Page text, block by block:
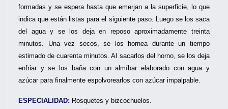
formadas y se espera hasta que emerjan a la superficie, lo que
indica que están listas para el siguiente paso. Luego se los saca
del agua y se los deja en reposo aproximadamente treinta
minutos. Una vez secos, se los hornea durante un tiempo
estimado de cuarenta minutos. Al sacarlos del horno, se los deja
enfriar y se los baña con un almíbar elaborado con agua y
azúcar para finalmente espolvorearlos con azúcar impalpable.
ESPECIALIDAD: Rosquetes y bizcochuelos.